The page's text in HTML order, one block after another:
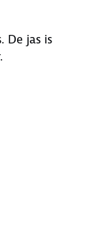
De jas is